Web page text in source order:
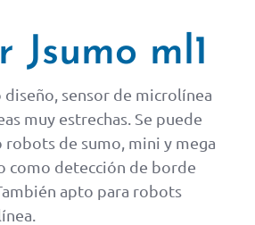
Jsumo ml1
sensor de microlínea
muy estrechas. Se puede
robots de sumo, mini y mega
como detección de borde
apto para robots